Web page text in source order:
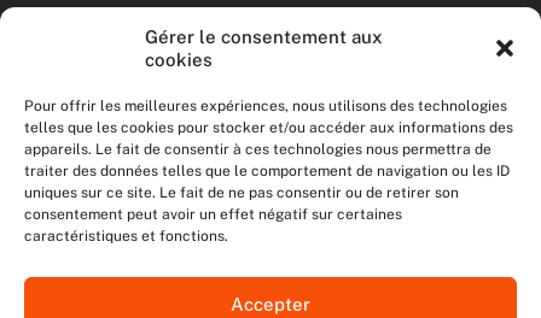
Gérer le consentement aux
cookies
Pour offrir les meilleures expériences, nous utilisons des technologies
telles que les cookies pour stocker et/ou accéder aux informations des
appareils. Le fait de consentir à ces technologies nous permettra de
traiter des données telles que le comportement de navigation ou les ID
uniques sur ce site. Le fait de ne pas consentir ou de retirer son
consentement peut avoir un effet négatif sur certaines
caractéristiques et fonctions.
Accepter
ANNONCES
ÉVÉNEMENTS
NOS RÉSEAUX SOCIAUX